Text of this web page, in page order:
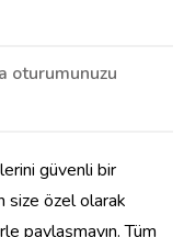
oturumunuzu
güvenli bir
size özel olarak
paylaşmayın. Tüm